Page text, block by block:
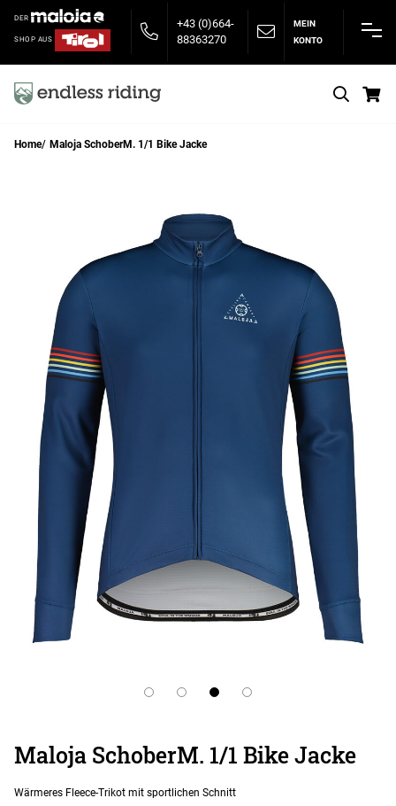
DER
SHOP AUS
+43 (0)664-
88363270
MEIN
KONTO
Home Maloja SchoberM. 1/1 Bike Jacke
Maloja SchoberM. 1/1 Bike Jacke
Wärmeres Fleece-Trikot mit sportlichen Schnitt